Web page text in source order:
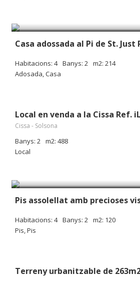
Casa adossada al Pi de St. Just
Habitacions: 4 Banys: 2 m2: 214
Adosada, Casa
Local en venda a la Cissa Ref.
Cissa - Solsona
Banys: 2 m2: 488
Local
Pis assolellat amb precioses
Habitacions: 4 Banys: 2 m2: 120
Pis, Pis